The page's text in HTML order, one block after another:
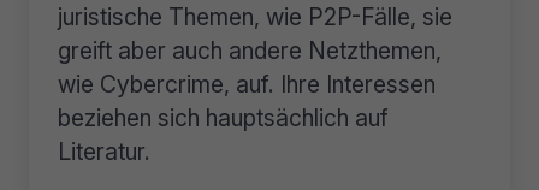
juristische Themen, wie P2P-Fälle, sie
greift aber auch andere Netzthemen,
wie Cybercrime, auf. Ihre Interessen
beziehen sich hauptsächlich auf
Literatur.